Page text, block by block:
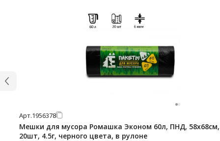
Арт.1956378
Мешки для мусора Ромашка Эконом 60л, ПНД,
20шт, 4.5г, черного цвета, в рулоне